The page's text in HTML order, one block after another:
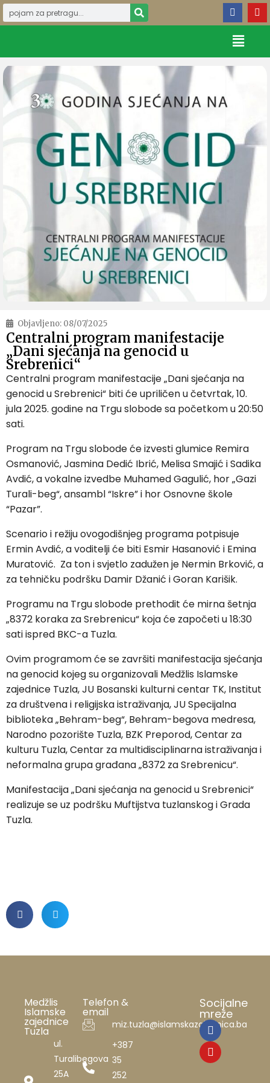
Objavljeno: 08/07/2025
Centralni program manifestacije
„Dani sjećanja na genocid u
Srebrenici“
Centralni program manifestacije „Dani sjećanja na
genocid u Srebrenici“ biti će upriličen u četvrtak, 10.
jula 2025. godine na Trgu slobode sa početkom u 20:50
sati.
Program na Trgu slobode će izvesti glumice Remira
Osmanović, Jasmina Dedić Ibrić, Melisa Smajić i Sadika
Avdić, a vokalne izvedbe Muhamed Gagulić, hor „Gazi
Turali-beg“, ansambl “Iskre” i hor Osnovne škole
“Pazar”.
Scenario i režiju ovogodišnjeg programa potpisuje
Ermin Avdić, a voditelji će biti Esmir Hasanović i Emina
Muratović. Za ton i svjetlo zadužen je Nermin Brković, a
za tehničku podršku Damir Džanić i Goran Karišik.
Programu na Trgu slobode prethodit će mirna šetnja
„8372 koraka za Srebrenicu“ koja će započeti u 18:30
sati ispred BKC-a Tuzla.
Ovim programom će se završiti manifestacija sjećanja
na genocid kojeg su organizovali Medžlis Islamske
zajednice Tuzla, JU Bosanski kulturni centar TK, Institut
za društvena i religijska istraživanja, JU Specijalna
biblioteka „Behram-beg“, Behram-begova medresa,
Narodno pozorište Tuzla, BZK Preporod, Centar za
kulturu Tuzla, Centar za multidisciplinarna istraživanja i
neformalna grupa građana „8372 za Srebrenicu“.
Manifestacija „Dani sjećanja na genocid u Srebrenici“
realizuje se uz podršku Muftijstva tuzlanskog i Grada
Tuzla.
Medžlis
Islamske
zajednice
Tuzla
ul.
Turalibegova
25A
Telefon &
email
miz.tuzla@islamskazajednica.ba
+387
35
252
Socijalne
mreže